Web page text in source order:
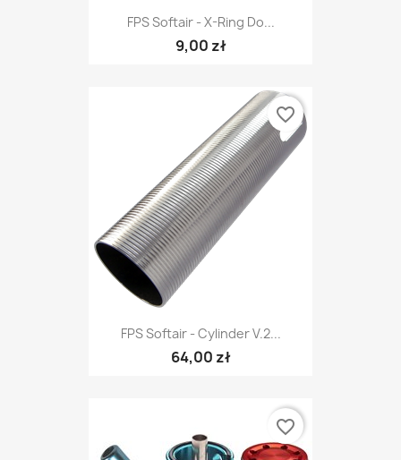
FPS Softair - X-Ring Do...
9,00 zł
FPS Softair - Cylinder V.2...
64,00 zł
favorite_border
favorite_border